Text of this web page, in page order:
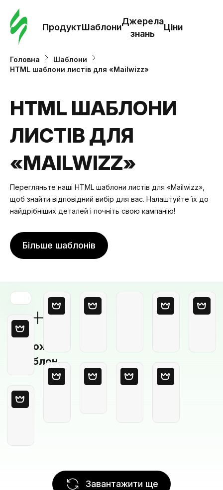
ПродуктШаблони
Джерела
знань
Ціни
Головна
Шаблони
HTML шаблони листів для «Mailwizz»
HTML ШАБЛОНИ
ЛИСТІВ ДЛЯ
«MAILWIZZ»
Перегляньте наші HTML шаблони листів для «Mailwizz»,
щоб знайти відповідний вибір для вас. Налаштуйте їх до
найдрібніших деталей і почніть свою кампанію!
Більше шаблонів
Порожній
шаблон
Завантажити ще